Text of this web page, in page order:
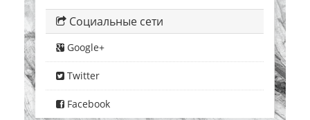
Социальные сети
Google+
Twitter
Facebook